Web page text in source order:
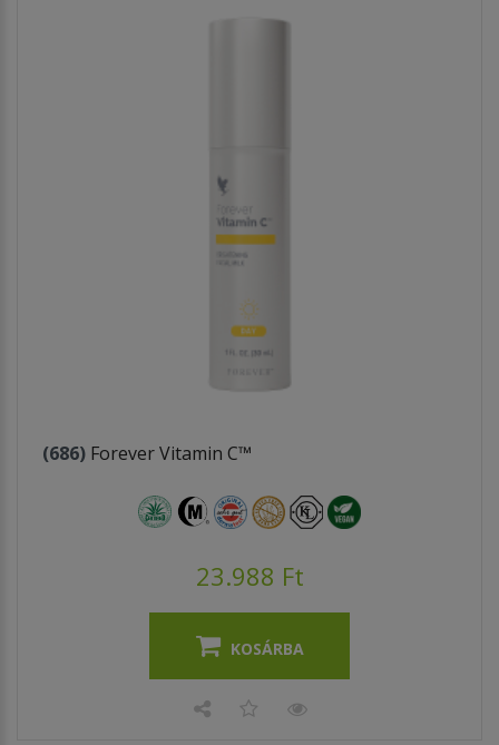
(686) Forever Vitamin C™
23.988 Ft
KOSÁRBA